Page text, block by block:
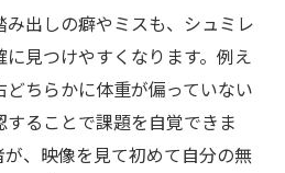
ンゴルフで自分の踏み出し
える踏み出し上達アドバイ
出しの癖やミスも、シュミレ
見つけやすくなります。例え
ちらかに体重が偏っていない
ることで課題を自覚できま
、映像を見て初めて自分の無